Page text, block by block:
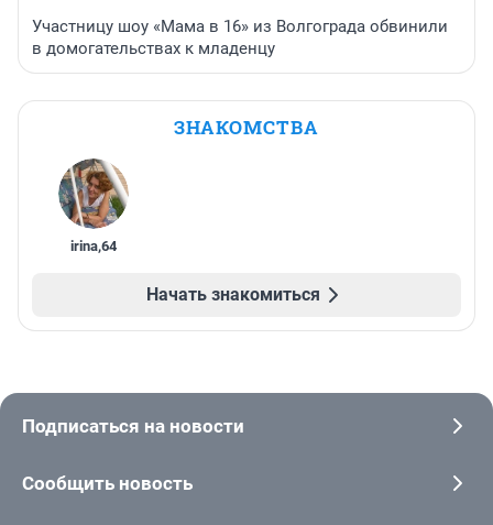
Участницу шоу «Мама в 16» из Волгограда обвинили
в домогательствах к младенцу
ЗНАКОМСТВА
irina,64
Начать знакомиться
Подписаться на новости
Сообщить новость